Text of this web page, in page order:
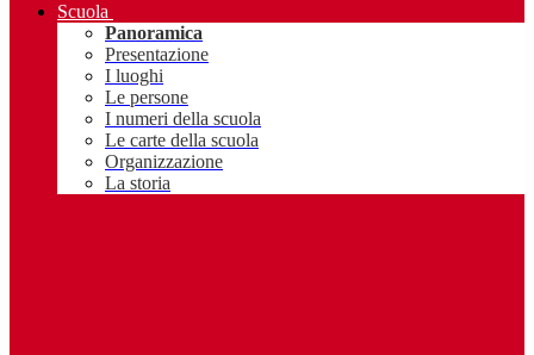
Scuola
Panoramica
Presentazione
I luoghi
Le persone
I numeri della scuola
Le carte della scuola
Organizzazione
La storia